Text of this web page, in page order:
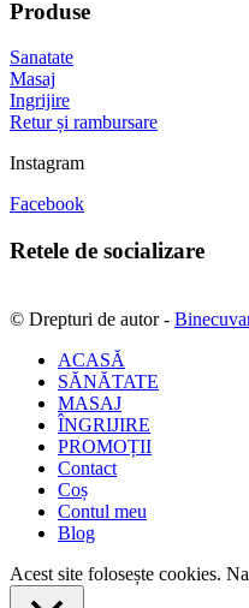
Produse
Sanatate
Masaj
Ingrijire
Retur și rambursare
Instagram
Facebook
Retele de socializare
© Drepturi de autor -
ACASĂ
SĂNĂTATE
MASAJ
ÎNGRIJIRE
PROMOȚII
Contact
Coș
Contul meu
Blog
Acest site folosește cookies.